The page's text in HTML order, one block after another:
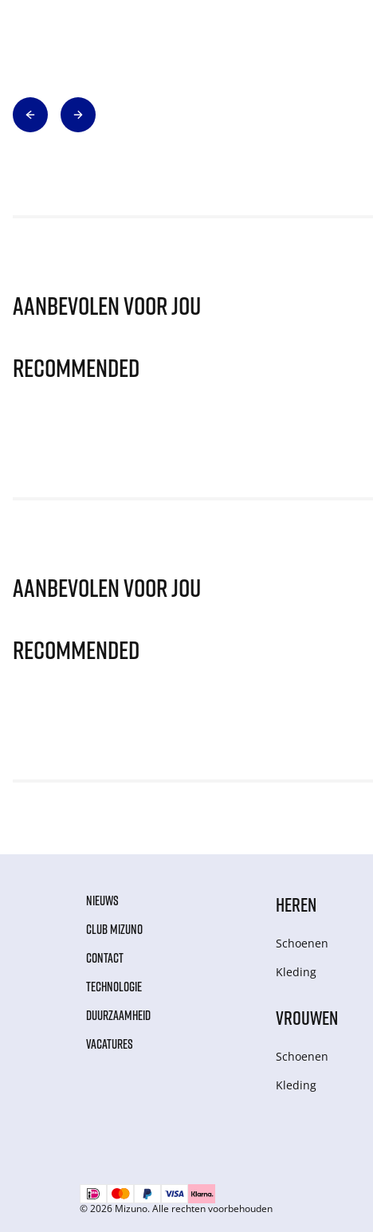
Aanbevolen voor jou
Recommended
Aanbevolen voor jou
Recommended
NIEUWS
CLUB MIZUNO
CONTACT
TECHNOLOGIE
DUURZAAMHEID
VACATURES
HEREN
Schoenen
Kleding
VROUWEN
Schoenen
Kleding
© 2026 Mizuno. Alle rechten voorbehouden